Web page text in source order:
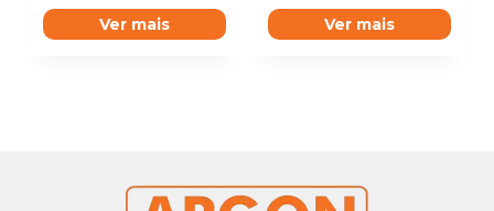
Ver mais Ver mais